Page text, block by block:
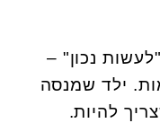
נכון" –
ילד שמנסה
להיות.